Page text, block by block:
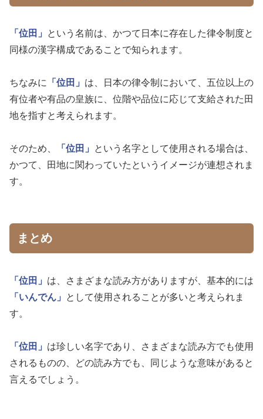
「位田」
という名前は、かつて日本に存在した律令制度と
同様の漢字構成であることで知られます。
ちなみに 「位田」 は、日本の律令制において、五位以上の
有位者や有品の皇族に、位階や品位に応じて支給された田
地を指すと考えられます。
そのため、 「位田」
という名字として使用される場合は、
かつて、田地に関わっていたというイメージが連想されま
す。
まとめ
「位田」 は、さまざまな読み方がありますが、基本的には
「いんでん」
として使用されることが多いと考えられま
す。
「位田」 は珍しい名字であり、さまざまな読み方でも使用
されるものの、どの読み方でも、同じような意味があると
言えるでしょう。